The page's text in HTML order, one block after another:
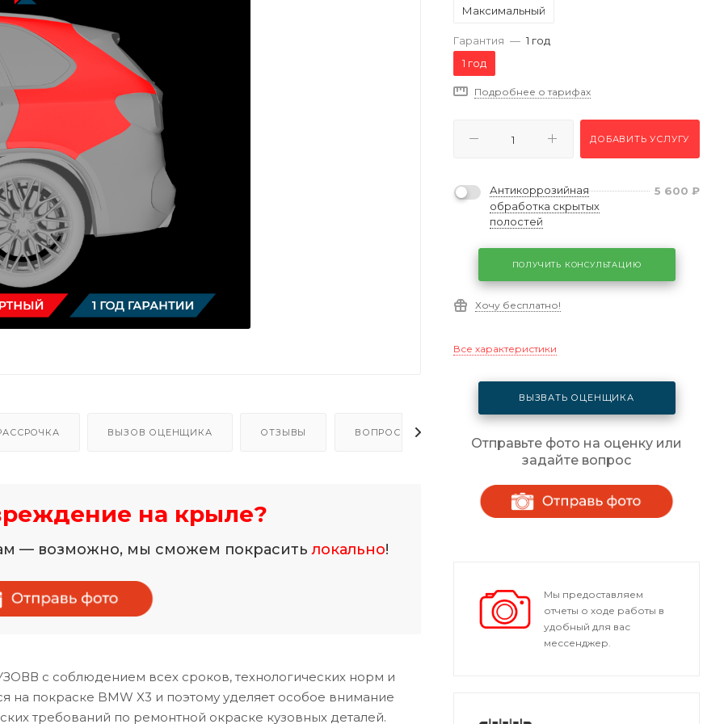
ВЫЗОВ ОЦЕНЩИКА ОТЗЫВЫ ВОПРОСЫ - ОТВЕТЫ
на крыле?
— возможно, мы сможем покраситьлокально!
с соблюдением всех сроков, технологических норм и
на покраске BMW X3 и поэтому уделяет особое внимание
требований по ремонтной окраске кузовных деталей.
Максимальный
Гарантия — 1 год
1 год
Подробнее о тарифах
ДОБАВИТЬ УСЛУГУ
Антикоррозийная
обработка скрытых
полостей
5 600 ₽
ПОЛУЧИТЬ КОНСУЛЬТАЦИЮ
Хочу бесплатно!
Все характеристики
ВЫЗВАТЬ ОЦЕНЩИКА
Отправьте фото на оценку или
задайте вопрос
Мы предоставляем
отчеты о ходе работы в
удобный для вас
мессенджер.